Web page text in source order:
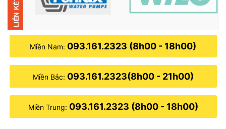
Miền Nam: 093.161.2323 (8h00 - 18h00)
Miền Bắc: 093.161.2323(8h00 - 21h00)
Miền Trung: 093.161.2323 (8h00 - 18h00)